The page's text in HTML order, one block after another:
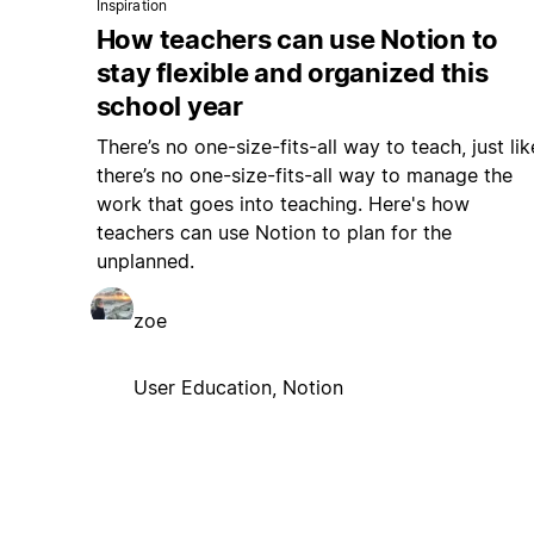
Inspiration
How teachers can use Notion to
stay flexible and organized this
school year
There’s no one-size-fits-all way to teach, just
there’s no one-size-fits-all way to manage the
work that goes into teaching. Here's how
teachers can use Notion to plan for the
unplanned.
zoe
User Education, Notion